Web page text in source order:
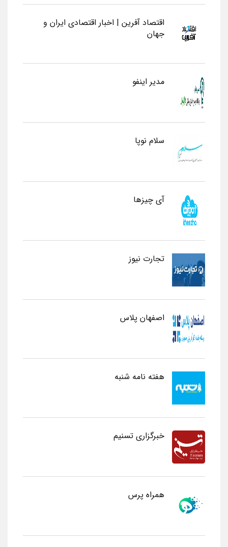
اقتصاد آفرین | اخبار اقتصادی ایران و
جهان
مدیر اینفو
سلام نوپا
آی چیزها
تجارت نیوز
اصفهان پلاس
هفته نامه شنبه
خبرگزاری تسنیم
همراه پرس